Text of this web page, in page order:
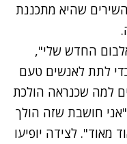
השירים שהיא מתכננת
החדש שלי",
לתת לאנשים טעם
למה שכנראה הולכת
חושבת שזה הולך
מאוד". לצידה יופיעו